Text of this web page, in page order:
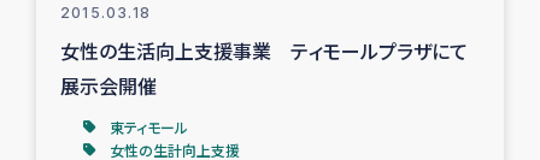
ガザ空爆被災者への食料支援と農家生産支援
2015.03.18
女性の生活向上支援事業 ティモールプラザにて
展示会開催
東ティモール
女性の生計向上支援